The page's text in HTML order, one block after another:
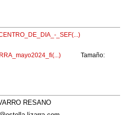
_SEF(...)
Tamaño:
RESANO